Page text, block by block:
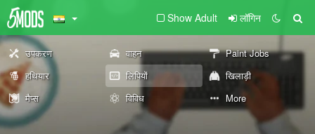
Show Adult लॉगिन
उपकरण वाहन
Paint Jobs
हथियार
लिपियों
खिलाड़ी
मैप्स
विविध More